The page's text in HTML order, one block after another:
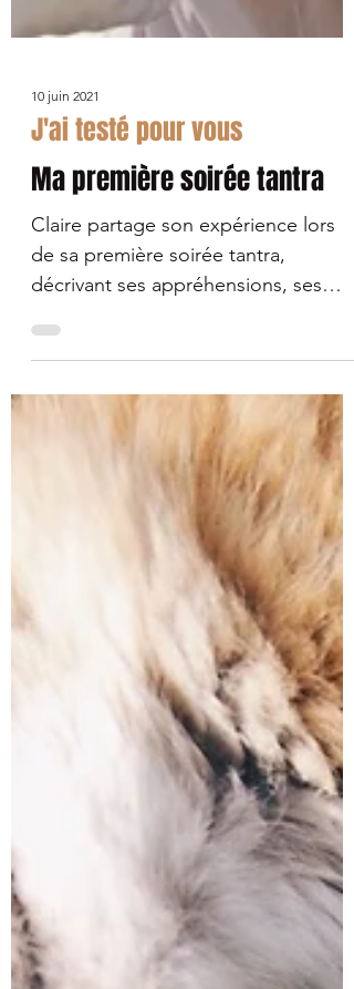
10 juin 2021
J'ai testé pour vous
Ma première soirée tantra
Claire partage son expérience lors
de sa première soirée tantra,
décrivant ses appréhensions, ses
tirés